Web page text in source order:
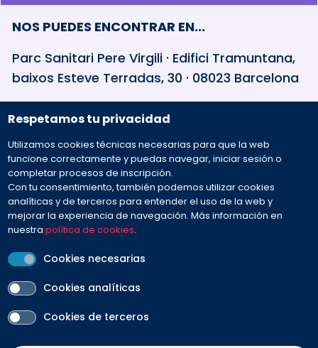
Respetamos tu privacidad
Utilizamos cookies técnicas necesarias para que la web
funcione correctamente y puedas navegar, iniciar sesión o
completar procesos de inscripción.
Con tu consentimiento, también podemos utilizar cookies
analíticas y de terceros para entender el uso de la web y
mejorar la experiencia de navegación. Más información en
nuestrapolítica de cookies.
Cookies necesarias
Cookies analíticas
Cookies de terceros
NOS PUEDES ENCONTRAR EN...
Parc Sanitari Pere Virgili · Edifici Tramuntana,
baixos Esteve Terradas, 30 · 08023 Barcelona
932 594 381
Preguntas frecuentes
Envíanos tu mensaje
PEU Aviso legal Contacto